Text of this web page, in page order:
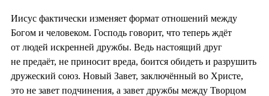
Иисус фактически изменяет формат отношений между
Богом и человеком. Господь говорит, что теперь ждёт
от людей искренней дружбы. Ведь настоящий друг
не предаёт, не приносит вреда, боится обидеть и разрушить
дружеский союз. Новый Завет, заключённый во Христе,
это не завет подчинения, а завет дружбы между Творцом